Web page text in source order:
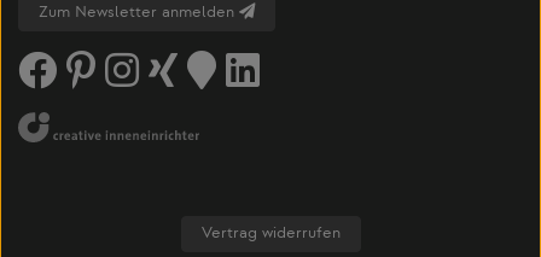
Zum Newsletter anmelden
Vertrag widerrufen